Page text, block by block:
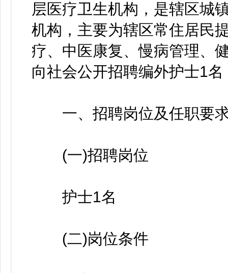
层医疗卫生机构，是辖区城
机构，主要为辖区常住居民
疗、中医康复、慢病管理、
向社会公开招聘编外护士1
一、招聘岗位及任职要
(一)招聘岗位
护士1名
(二)岗位条件